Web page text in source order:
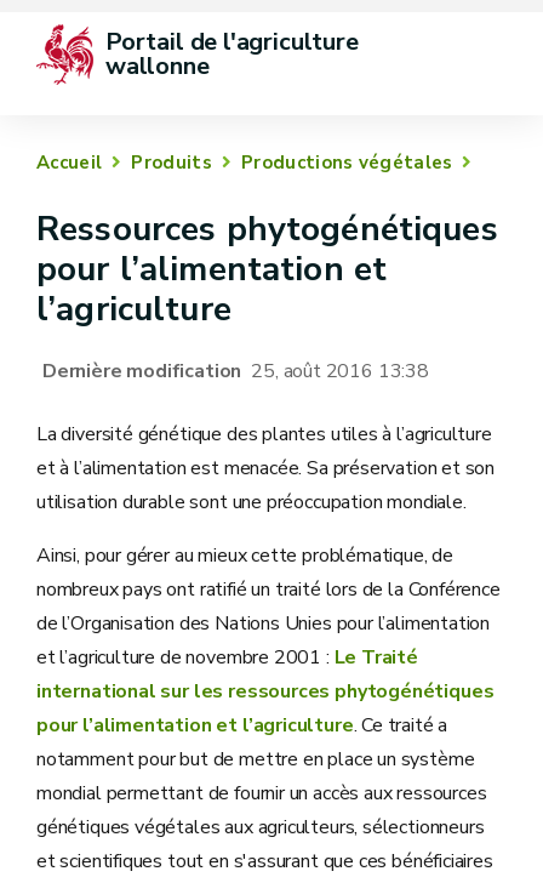
Portail de l'agriculture
wallonne
Accueil Produits Productions végétales
Ressources phytogénétiques
pour l’alimentation et
l’agriculture
Dernière modification 25, août 2016 13:38
La diversité génétique des plantes utiles à l’agriculture
et à l’alimentation est menacée. Sa préservation et son
utilisation durable sont une préoccupation mondiale.
Ainsi, pour gérer au mieux cette problématique, de
nombreux pays ont ratifié un traité lors de la Conférence
de l’Organisation des Nations Unies pour l’alimentation
et l’agriculture de novembre 2001 : Le Traité
international sur les ressources phytogénétiques
pour l’alimentation et l’agriculture. Ce traité a
notamment pour but de mettre en place un système
mondial permettant de fournir un accès aux ressources
génétiques végétales aux agriculteurs, sélectionneurs
et scientifiques tout en s'assurant que ces bénéficiaires